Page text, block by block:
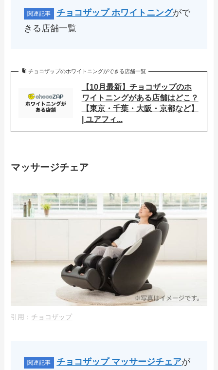
チョコザップ ホワイトニングがで
きる店舗一覧
チョコザップのホワイトニングができる店舗一覧
【10月最新】チョコザップのホ
ワイトニングがある店舗はどこ？
【東京・千葉・大阪・京都など】
| ユアフィ...
マッサージチェア
引用： チョコザップ
チョコザップ マッサージチェアが